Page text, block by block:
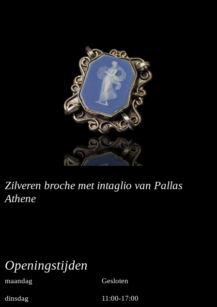
Zilveren broche met intaglio van Pallas
Athene
Openingstijden
maandag Gesloten
dinsdag 11:00-17:00